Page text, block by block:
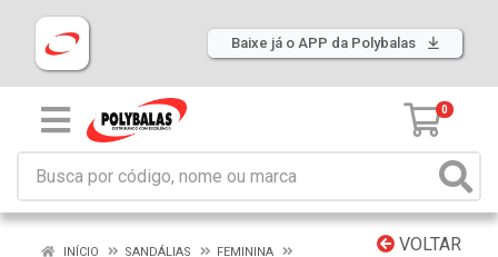
Baixe já o APP da Polybalas
0
VOLTAR
INÍCIO SANDÁLIAS
FEMININA